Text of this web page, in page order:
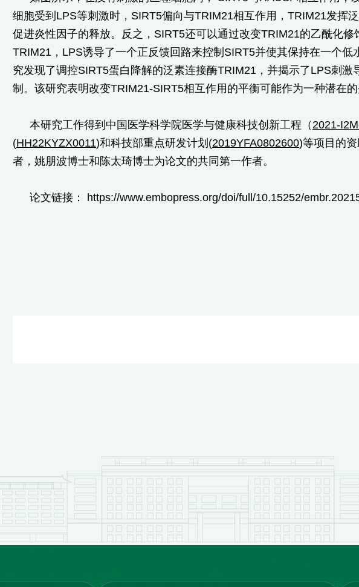
细胞受到LPS等刺激时，SIRT5偏向与TRIM21相互作用，TRIM21发挥
促进炎性因子的释放。反之，SIRT5还可以通过改变TRIM21的乙酰化
TRIM21，LPS诱导了一个正反馈回路来控制SIRT5并使其保持在一个
究发现了调控SIRT5蛋白降解的泛素连接酶TRIM21，并揭示了LPS刺
制。该研究表明改变TRIM21-SIRT5相互作用的平衡可能作为一种潜在的
本研究工作得到中国医学科学院医学与健康科技创新工程（ 2021-
(HH22KYZX0011)和科技部重点研发计划(2019YFA0802600)等项目的
者，姚朋波博士和陈太琦博士为论文的共同第一作者。
论文链接： https://www.embopress.org/doi/full/10.15252/